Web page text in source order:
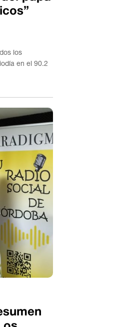
los
en el 90.2